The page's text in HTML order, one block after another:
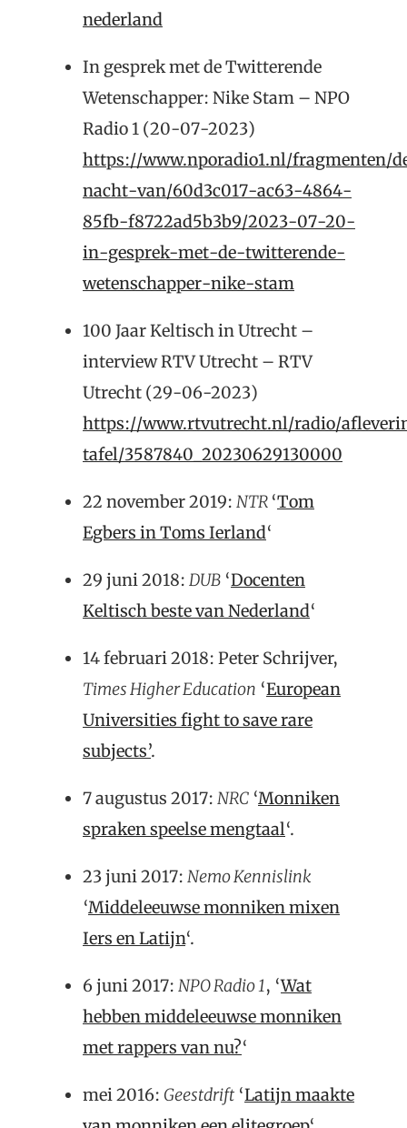
nederland
In gesprek met de Twitterende
Wetenschapper: Nike Stam – NPO
Radio 1 (20-07-2023)
https://www.nporadio1.nl/fragmenten/
nacht-van/60d3c017-ac63-4864-
85fb-f8722ad5b3b9/2023-07-20-
in-gesprek-met-de-twitterende-
wetenschapper-nike-stam
100 Jaar Keltisch in Utrecht –
interview RTV Utrecht – RTV
Utrecht (29-06-2023)
https://www.rtvutrecht.nl/radio/
tafel/3587840_20230629130000
22 november 2019: NTR ‘Tom
Egbers in Toms Ierland‘
29 juni 2018: DUB ‘Docenten
Keltisch beste van Nederland‘
14 februari 2018: Peter Schrijver,
Times Higher Education ‘European
Universities fight to save rare
subjects’.
7 augustus 2017: NRC ‘Monniken
spraken speelse mengtaal‘.
23 juni 2017: Nemo Kennislink
‘Middeleeuwse monniken mixen
Iers en Latijn‘.
6 juni 2017: NPO Radio 1, ‘Wat
hebben middeleeuwse monniken
met rappers van nu?‘
mei 2016: Geestdrift ‘Latijn maakte